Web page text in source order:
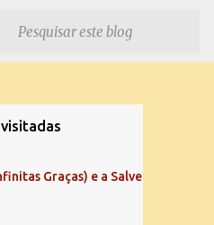
Graças) e a Salve